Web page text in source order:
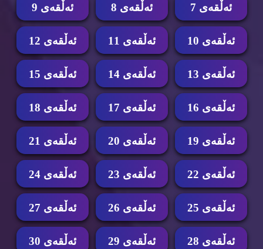
ئه‌ڵقه‌ی 7 ئه‌ڵقه‌ی 8 ئه‌ڵقه‌ی 9
ئه‌ڵقه‌ی 10 ئه‌ڵقه‌ی 11 ئه‌ڵقه‌ی 12
ئه‌ڵقه‌ی 13 ئه‌ڵقه‌ی 14 ئه‌ڵقه‌ی 15
ئه‌ڵقه‌ی 16 ئه‌ڵقه‌ی 17 ئه‌ڵقه‌ی 18
ئه‌ڵقه‌ی 19 ئه‌ڵقه‌ی 20 ئه‌ڵقه‌ی 21
ئه‌ڵقه‌ی 22 ئه‌ڵقه‌ی 23 ئه‌ڵقه‌ی 24
ئه‌ڵقه‌ی 25 ئه‌ڵقه‌ی 26 ئه‌ڵقه‌ی 27
ئه‌ڵقه‌ی 28 ئه‌ڵقه‌ی 29 ئه‌ڵقه‌ی 30